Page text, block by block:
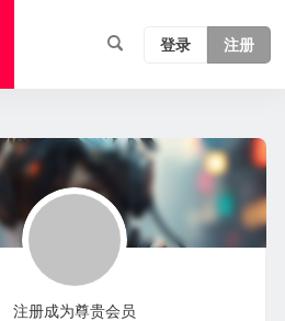
登录 注册
注册成为尊贵会员